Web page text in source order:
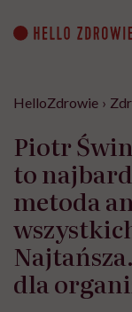
content
HelloZdrowie ›
Piotr
to
metoda
dla